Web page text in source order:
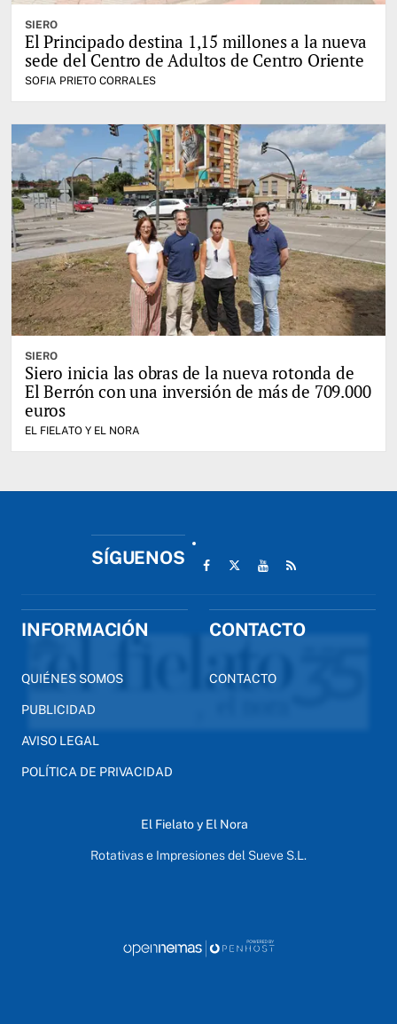
SIERO
El Principado destina 1,15 millones a la nueva
sede del Centro de Adultos de Centro Oriente
SOFIA PRIETO CORRALES
SIERO
Siero inicia las obras de la nueva rotonda de
El Berrón con una inversión de más de 709.000
euros
EL FIELATO Y EL NORA
SÍGUENOS
INFORMACIÓN
QUIÉNES SOMOS
PUBLICIDAD
AVISO LEGAL
POLÍTICA DE PRIVACIDAD
CONTACTO
CONTACTO
El Fielato y El Nora
Rotativas e Impresiones del Sueve S.L.